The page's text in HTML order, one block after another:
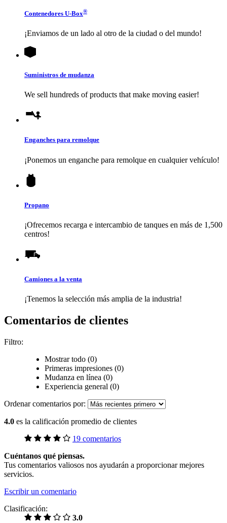
Contenedores U-Box®
¡Enviamos de un lado al otro de la ciudad o del mundo!
Suministros de mudanza
We sell hundreds of products that make moving easier!
Enganches para remolque
¡Ponemos un enganche para remolque en cualquier vehículo!
Propano
¡Ofrecemos recarga e intercambio de tanques en más de 1,500
centros!
Camiones a la venta
¡Tenemos la selección más amplia de la industria!
Comentarios de clientes
Filtro:
Mostrar todo (0)
Primeras impresiones (0)
Mudanza en línea (0)
Experiencia general (0)
Ordenar comentarios por:
4.0 es la calificación promedio de clientes
19 comentarios
Cuéntanos qué piensas.
Tus comentarios valiosos nos ayudarán a proporcionar mejores
servicios.
Escribir un comentario
Clasificación:
3.0